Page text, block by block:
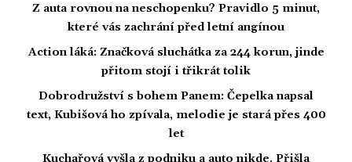
Z auta rovnou na neschopenku? Pravidlo 5 minut,
které vás zachrání před letní angínou
Action láká: Značková sluchátka za 244 korun, jinde
přitom stojí i třikrát tolik
Dobrodružství s bohem Panem: Čepelka napsal
text, Kubišová ho zpívala, melodie je stará přes 400
let
Kuchařová vyšla z podniku a auto nikde. Přišla